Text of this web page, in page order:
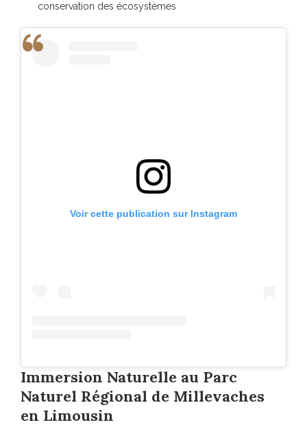
conservation des écosystèmes
Voir cette publication sur Instagram
Immersion Naturelle au Parc
Naturel Régional de Millevaches
en Limousin